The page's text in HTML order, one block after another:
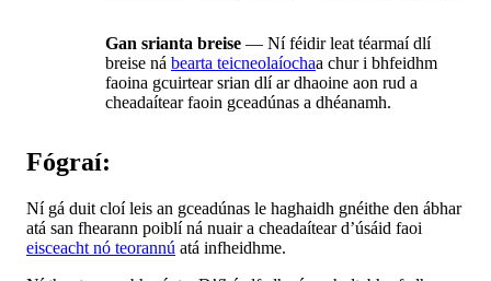
Gan srianta breise — Ní féidir leat téarmaí dlí
breise ná bearta teicneolaíochaa chur i bhfeidhm
faoina gcuirtear srian dlí ar dhaoine aon rud a
cheadaítear faoin gceadúnas a dhéanamh.
Fógraí:
Ní gá duit cloí leis an gceadúnas le haghaidh gnéithe den ábhar
atá san fhearann poiblí ná nuair a cheadaítear d’úsáid faoi
eisceacht nó teorannú atá infheidhme.